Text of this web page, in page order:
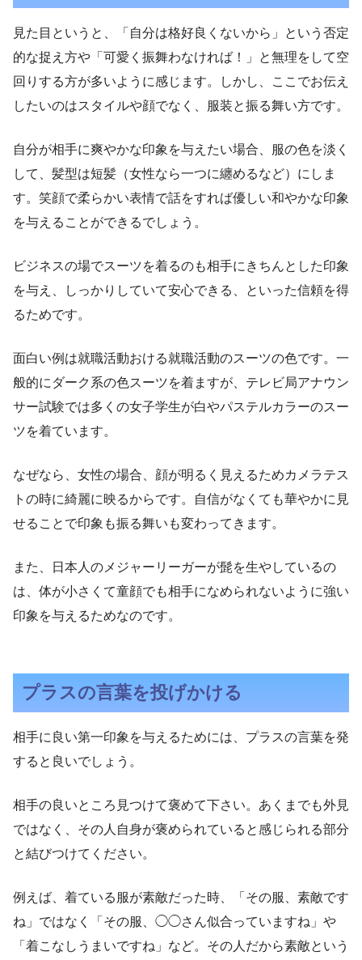
見た目というと、「自分は格好良くないから」という否定
的な捉え方や「可愛く振舞わなければ！」と無理をして空
回りする方が多いように感じます。しかし、ここでお伝え
したいのはスタイルや顔でなく、服装と振る舞い方です。
自分が相手に爽やかな印象を与えたい場合、服の色を淡く
して、髪型は短髪（女性なら一つに纏めるなど）にしま
す。笑顔で柔らかい表情で話をすれば優しい和やかな印象
を与えることができるでしょう。
ビジネスの場でスーツを着るのも相手にきちんとした印象
を与え、しっかりしていて安心できる、といった信頼を得
るためです。
面白い例は就職活動おける就職活動のスーツの色です。一
般的にダーク系の色スーツを着ますが、テレビ局アナウン
サー試験では多くの女子学生が白やパステルカラーのスー
ツを着ています。
なぜなら、女性の場合、顔が明るく見えるためカメラテス
トの時に綺麗に映るからです。自信がなくても華やかに見
せることで印象も振る舞いも変わってきます。
また、日本人のメジャーリーガーが髭を生やしているの
は、体が小さくて童顔でも相手になめられないように強い
印象を与えるためなのです。
プラスの言葉を投げかける
相手に良い第一印象を与えるためには、プラスの言葉を発
すると良いでしょう。
相手の良いところ見つけて褒めて下さい。あくまでも外見
ではなく、その人自身が褒められていると感じられる部分
と結びつけてください。
例えば、着ている服が素敵だった時、「その服、素敵です
ね」ではなく「その服、◯◯さん似合っていますね」や
「着こなしうまいですね」など。その人だから素敵という